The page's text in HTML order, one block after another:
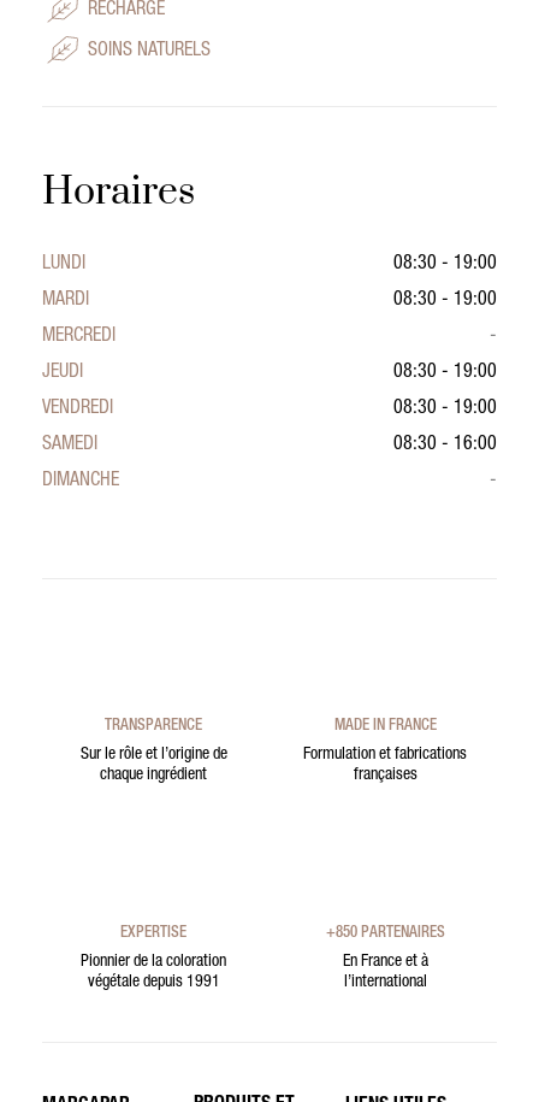
RECHARGE
SOINS NATURELS
Horaires
LUNDI
08:30 - 19:00
MARDI
08:30 - 19:00
MERCREDI
-
JEUDI
08:30 - 19:00
VENDREDI
08:30 - 19:00
SAMEDI
08:30 - 16:00
DIMANCHE
-
TRANSPARENCE
Sur le rôle et l’origine de
chaque ingrédient
MADE IN FRANCE
Formulation et fabrications
françaises
EXPERTISE
Pionnier de la coloration
végétale depuis 1991
+850 PARTENAIRES
En France et à
l’international